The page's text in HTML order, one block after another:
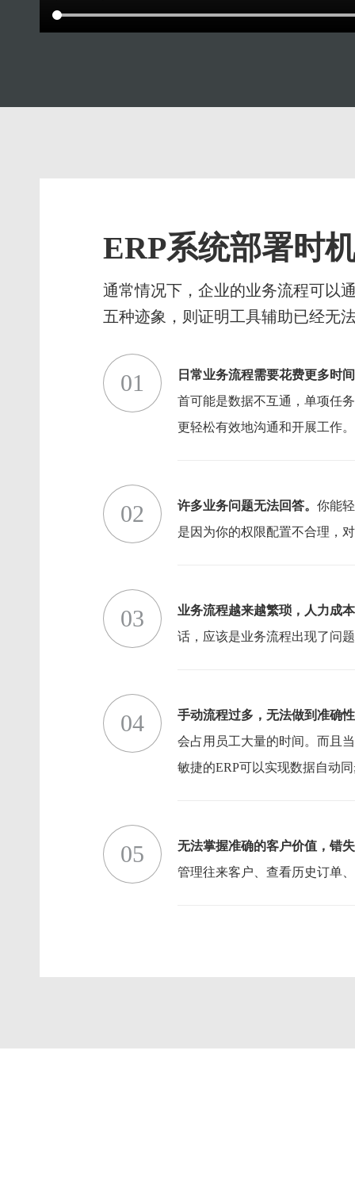
ERP系统部署时
通常情况下，企业的业务流程可以
五种迹象，则证明工具辅助已经无
01
日常业务流程需要花费更多时
首可能是数据不互通，单项任
更轻松有效地沟通和开展工作。
02 许多业务问题无法回答。 你能
是因为你的权限配置不合理，
03
业务流程越来越繁琐，人力成
话，应该是业务流程出现了问
04
手动流程过多，无法做到准确
会占用员工大量的时间。而且
敏捷的ERP可以实现数据自动
05
无法掌握准确的客户价值，错
管理往来客户、查看历史订单